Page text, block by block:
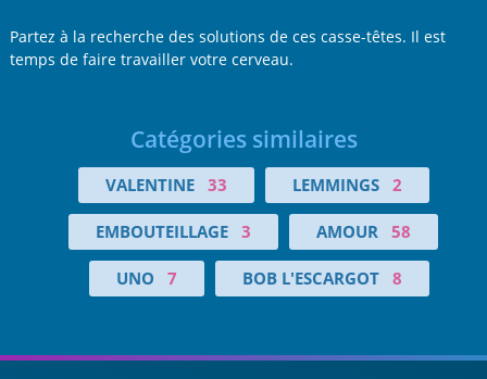
Partez à la recherche des solutions de ces casse-têtes. Il est
temps de faire travailler votre cerveau.
Catégories similaires
VALENTINE 33 LEMMINGS 2
EMBOUTEILLAGE 3 AMOUR 58
UNO 7 BOB L'ESCARGOT 8